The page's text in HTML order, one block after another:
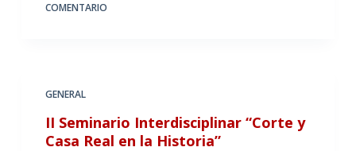
COMENTARIO
GENERAL
II Seminario Interdisciplinar “Corte y
Casa Real en la Historia”